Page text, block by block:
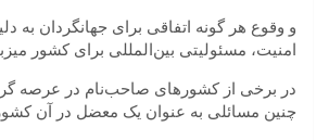
و وقوع هر گونه اتفاقی برای جهانگردان به
امنیت، مسئولیتی بین‌المللی برای کشور
در برخی از کشورهای صاحب‌نام در عرصه
چنین مسائلی به عنوان یک معضل در آن